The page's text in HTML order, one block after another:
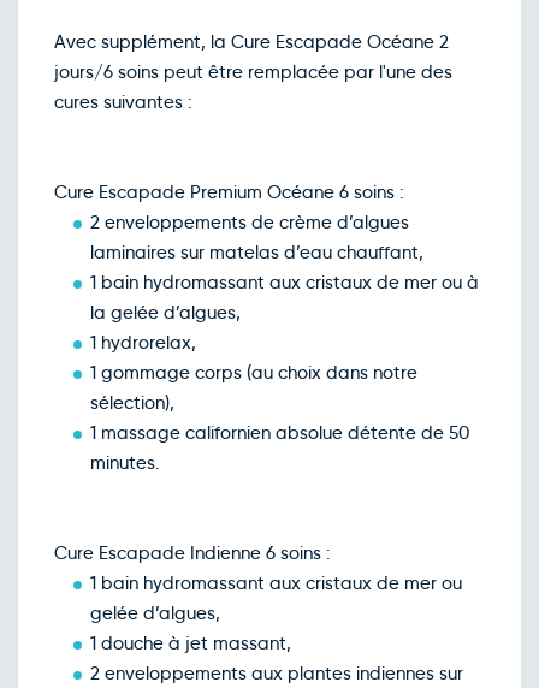
Avec supplément, la Cure Escapade Océane 2
jours/6 soins peut être remplacée par l'une des
cures suivantes :
Cure Escapade Premium Océane 6 soins :
2 enveloppements de crème d’algues
laminaires sur matelas d’eau chauffant,
1 bain hydromassant aux cristaux de mer ou à
la gelée d’algues,
1 hydrorelax,
1 gommage corps (au choix dans notre
sélection),
1 massage californien absolue détente de 50
minutes.
Cure Escapade Indienne 6 soins :
1 bain hydromassant aux cristaux de mer ou
gelée d’algues,
1 douche à jet massant,
2 enveloppements aux plantes indiennes sur